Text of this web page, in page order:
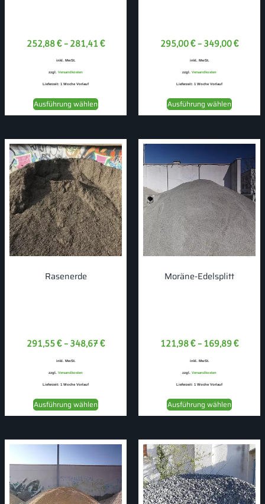
252,88€– 281,41 €
inkl. MwSt.
zzgl. Versandkosten
Lieferzeit: 1 Woche Vorlauf
Ausführung wählen
295,00€– 349,00€
inkl. MwSt.
zzgl. Versandkosten
Lieferzeit: 1 Woche Vorlauf
Ausführung wählen
Rasenerde
291,55€– 348,67€
inkl. MwSt.
zzgl. Versandkosten
Lieferzeit: 1 Woche Vorlauf
Ausführung wählen
Moräne-Edelsplitt
121,98€– 169,89€
inkl. MwSt.
zzgl. Versandkosten
Lieferzeit: 1 Woche Vorlauf
Ausführung wählen